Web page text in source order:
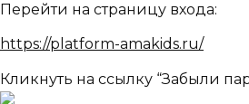
Перейти на страницу входа:
https://platform-amakids.ru/
Кликнуть на ссылку “Забыли